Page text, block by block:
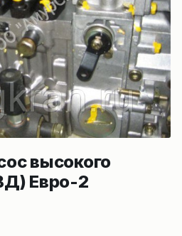
высокого
Евро-2